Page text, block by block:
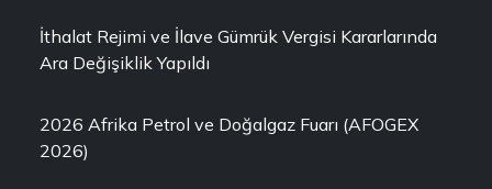
İthalat Rejimi ve İlave Gümrük Vergisi Kararlarında
Ara Değişiklik Yapıldı
2026 Afrika Petrol ve Doğalgaz Fuarı (AFOGEX
2026)